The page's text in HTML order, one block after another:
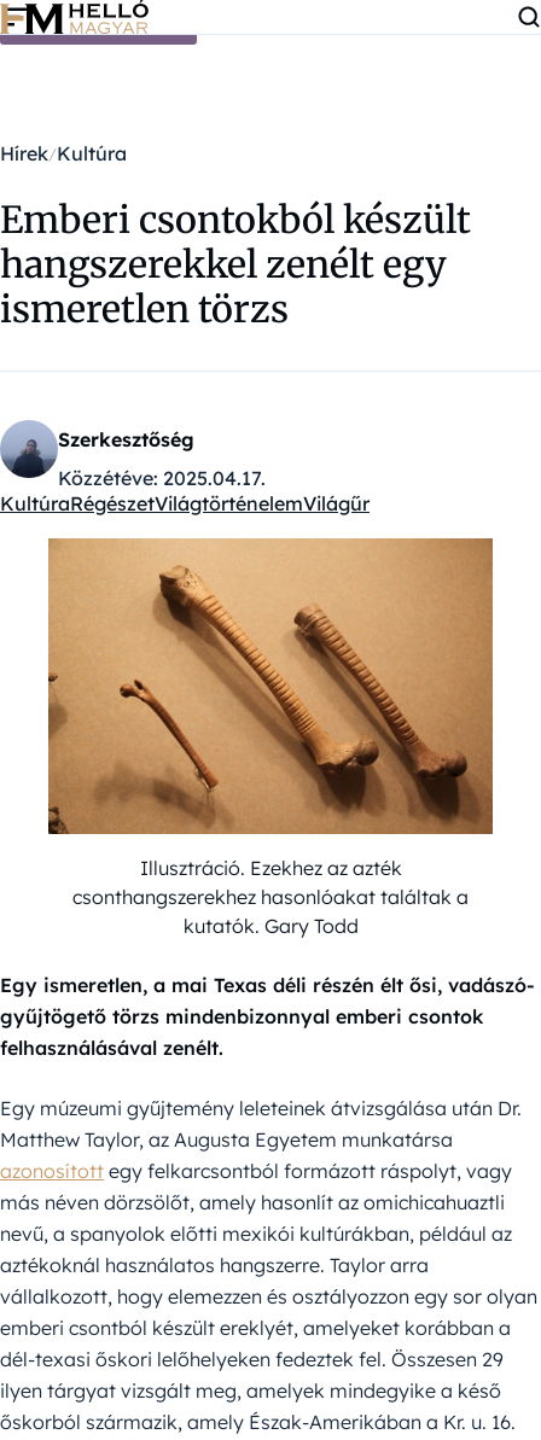
Ugrás a tartalomra
Hírek Kultúra
Emberi csontokból készült
hangszerekkel zenélt egy
ismeretlen törzs
Szerkesztőség
Közzétéve: 2025.04.17.
Kategóriák:
KultúraRégészetVilágtörténelemVilágűr
Illusztráció. Ezekhez az azték
csonthangszerekhez hasonlóakat találtak a
kutatók. Gary Todd
Egy ismeretlen, a mai Texas déli részén élt ősi, vadászó-
gyűjtögető törzs mindenbizonnyal emberi csontok
felhasználásával zenélt.
Egy múzeumi gyűjtemény leleteinek átvizsgálása után Dr.
Matthew Taylor, az Augusta Egyetem munkatársa
azonosított egy felkarcsontból formázott ráspolyt, vagy
más néven dörzsölőt, amely hasonlít az omichicahuaztli
nevű, a spanyolok előtti mexikói kultúrákban, például az
aztékoknál használatos hangszerre. Taylor arra
vállalkozott, hogy elemezzen és osztályozzon egy sor olyan
emberi csontból készült ereklyét, amelyeket korábban a
dél-texasi őskori lelőhelyeken fedeztek fel. Összesen 29
ilyen tárgyat vizsgált meg, amelyek mindegyike a késő
őskorból származik, amely Észak-Amerikában a Kr. u. 16.